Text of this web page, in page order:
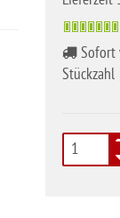
Sofort
Stückzahl